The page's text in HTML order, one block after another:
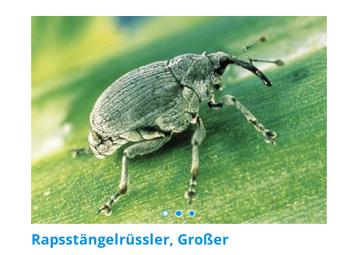
Rapsstängelrüssler, Großer